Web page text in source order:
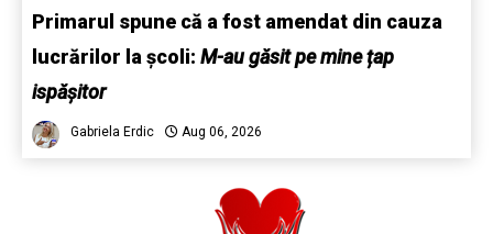
Primarul spune că a fost amendat din cauza
lucrărilor la școli: M-au găsit pe mine țap
ispășitor
Gabriela Erdic Aug 06, 2026